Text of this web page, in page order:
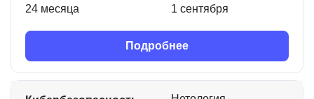
24 месяца 1 сентября
Подробнее